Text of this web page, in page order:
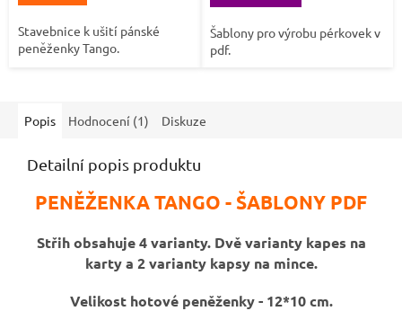
Stavebnice k ušití pánské
peněženky Tango.
Šablony pro výrobu pérkovek v
pdf.
Popis Hodnocení (1) Diskuze
Detailní popis produktu
PENĚŽENKA TANGO - ŠABLONY PDF
Střih obsahuje 4 varianty. Dvě varianty kapes na
karty a 2 varianty kapsy na mince.
Velikost hotové peněženky - 12*10 cm.